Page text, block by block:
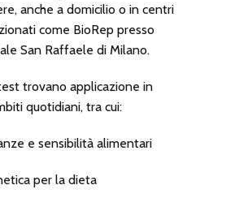
anche a domicilio o in centri
come BioRep presso
San Raffaele di Milano.
trovano applicazione in
quotidiani, tra cui:
e sensibilità alimentari
per la dieta